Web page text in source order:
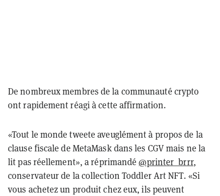
De nombreux membres de la communauté crypto
ont rapidement réagi à cette affirmation.
«Tout le monde tweete aveuglément à propos de la
clause fiscale de MetaMask dans les CGV mais ne la
lit pas réellement», a réprimandé@printer_brrr,
conservateur de la collection Toddler Art NFT. «Si
vous achetez un produit chez eux, ils peuvent